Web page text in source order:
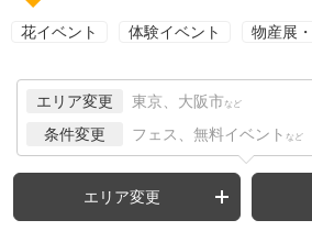
花イベント 体験イベント 物産展
エリア変更 東京、大阪市 など
条件変更 フェス、無料イベント など
エリア変更